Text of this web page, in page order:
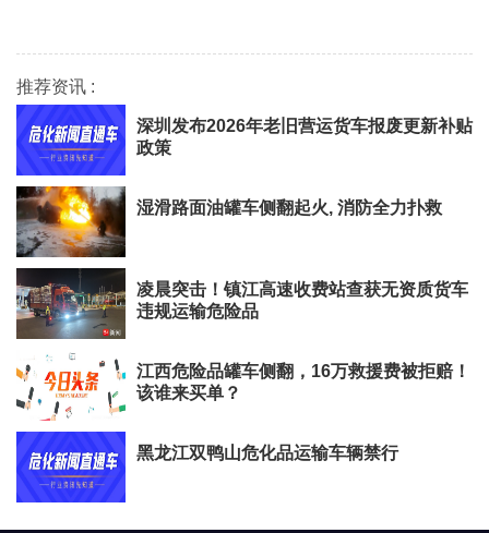
推荐资讯 :
深圳发布2026年老旧营运货车报废更新补贴
政策
湿滑路面油罐车侧翻起火, 消防全力扑救
凌晨突击！镇江高速收费站查获无资质货车
违规运输危险品
江西危险品罐车侧翻，16万救援费被拒赔！
该谁来买单？
黑龙江双鸭山危化品运输车辆禁行